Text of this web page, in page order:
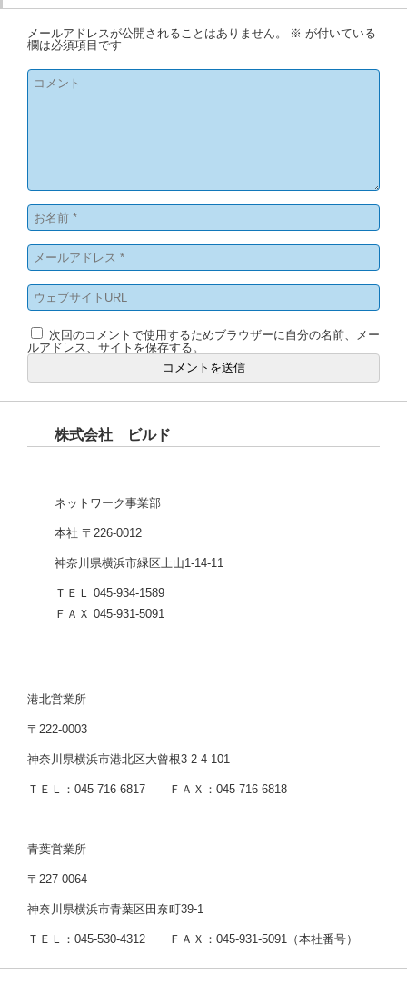
メールアドレスが公開されることはありません。 ※ が付いている
欄は必須項目です
次回のコメントで使用するためブラウザーに自分の名前、メー
ルアドレス、サイトを保存する。
株式会社 ビルド
ネットワーク事業部
本社 〒226-0012
神奈川県横浜市緑区上山1-14-11
ＴＥＬ 045-934-1589
ＦＡＸ 045-931-5091
港北営業所
〒222-0003
神奈川県横浜市港北区大曾根3-2-4-101
ＴＥＬ：045-716-6817 ＦＡＸ：045-716-6818
青葉営業所
〒227-0064
神奈川県横浜市青葉区田奈町39-1
ＴＥＬ：045-530-4312 ＦＡＸ：045-931-5091（本社番号）